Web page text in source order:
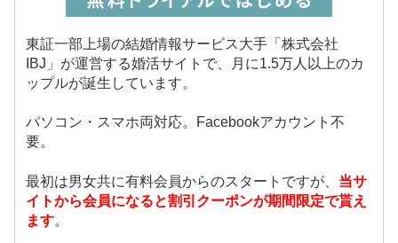
東証一部上場の結婚情報サービス大手「株式会社
IBJ」が運営する婚活サイトで、月に1.5万人以上のカ
ップルが誕生しています。
パソコン・スマホ両対応。Facebookアカウント不
要。
最初は男女共に有料会員からのスタートですが、 当サ
イトから会員になると割引クーポンが期間限定で貰え
ます。